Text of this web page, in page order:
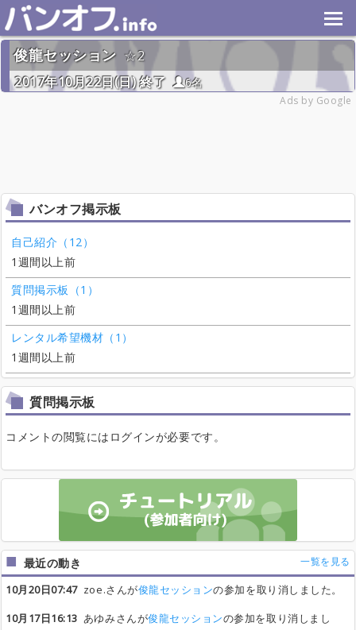
俊龍セッション
2
2017年10月22日(日) 終了
6名
Ads by Google
バンオフ掲示板
自己紹介（12）
1週間以上前
質問掲示板（1）
1週間以上前
レンタル希望機材（1）
1週間以上前
質問掲示板
コメントの閲覧にはログインが必要です。
最近の動き 一覧を見る
10月20日07:47zoe.さんが俊龍セッションの参加を取り消しました。
10月17日16:13 あゆみさんが俊龍セッションの参加を取り消しまし